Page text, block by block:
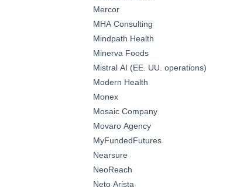
Mercor
MHA Consulting
Mindpath Health
Minerva Foods
Mistral AI (EE. UU. operations)
Modern Health
Monex
Mosaic Company
Movaro Agency
MyFundedFutures
Nearsure
NeoReach
Neto Arista